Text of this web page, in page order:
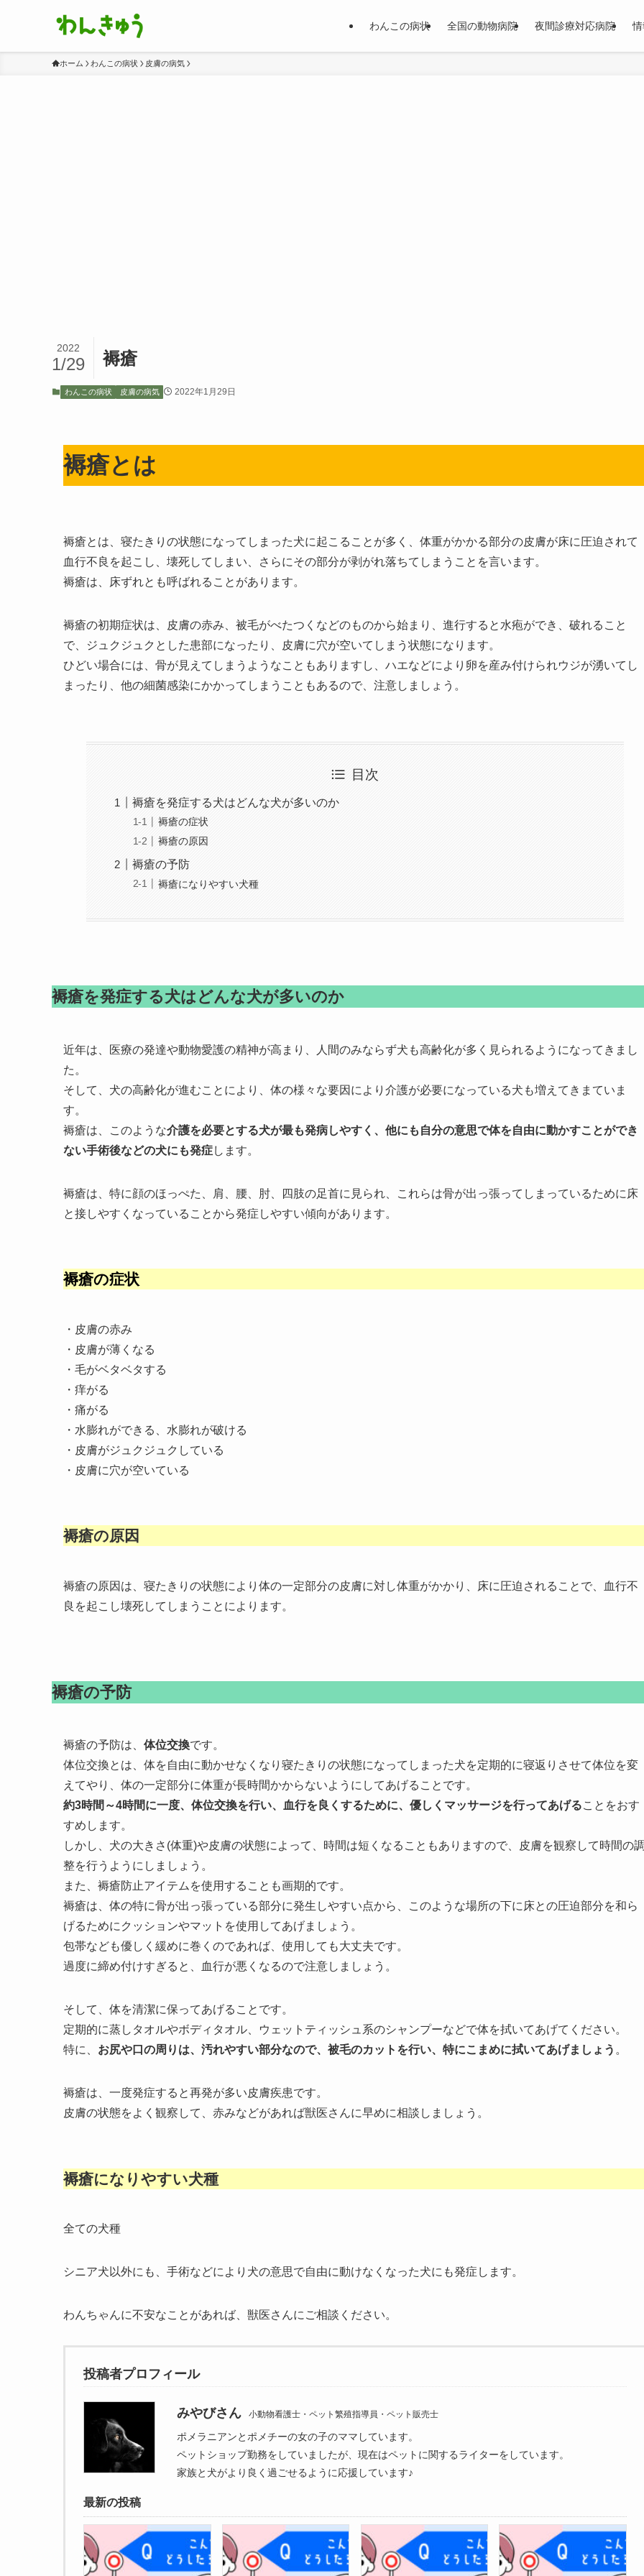
わんこの病状 全国の動物病院 夜間診療対応病院
ホーム わんこの病状 皮膚の病気
褥瘡
2022
1/29
わんこの病状 皮膚の病気 2022年1月29日
褥瘡とは
褥瘡とは、寝たきりの状態になってしまった犬に起こることが多く、体重がかかる部分の皮膚が床に圧迫されて
血行不良を起こし、壊死してしまい、さらにその部分が剥がれ落ちてしまうことを言います。
褥瘡は、床ずれとも呼ばれることがあります。
褥瘡の初期症状は、皮膚の赤み、被毛がべたつくなどのものから始まり、進行すると水疱ができ、破れること
で、ジュクジュクとした患部になったり、皮膚に穴が空いてしまう状態になります。
ひどい場合には、骨が見えてしまうようなこともありますし、ハエなどにより卵を産み付けられウジが湧いてし
まったり、他の細菌感染にかかってしまうこともあるので、注意しましょう。
目次
褥瘡を発症する犬はどんな犬が多いのか
褥瘡の症状
褥瘡の原因
褥瘡の予防
褥瘡になりやすい犬種
褥瘡を発症する犬はどんな犬が多いのか
近年は、医療の発達や動物愛護の精神が高まり、人間のみならず犬も高齢化が多く見られるようになってきまし
た。
そして、犬の高齢化が進むことにより、体の様々な要因により介護が必要になっている犬も増えてきまていま
す。
褥瘡は、このような介護を必要とする犬が最も発病しやすく、他にも自分の意思で体を自由に動かすことができ
ない手術後などの犬にも発症します。
褥瘡は、特に顔のほっぺた、肩、腰、肘、四肢の足首に見られ、これらは骨が出っ張ってしまっているために床
と接しやすくなっていることから発症しやすい傾向があります。
褥瘡の症状
・皮膚の赤み
・皮膚が薄くなる
・毛がベタベタする
・痒がる
・痛がる
・水膨れができる、水膨れが破ける
・皮膚がジュクジュクしている
・皮膚に穴が空いている
褥瘡の原因
褥瘡の原因は、寝たきりの状態により体の一定部分の皮膚に対し体重がかかり、床に圧迫されることで、血行不
良を起こし壊死してしまうことによります。
褥瘡の予防
褥瘡の予防は、 体位交換です。
体位交換とは、体を自由に動かせなくなり寝たきりの状態になってしまった犬を定期的に寝返りさせて体位を変
えてやり、体の一定部分に体重が長時間かからないようにしてあげることです。
約3時間～4時間に一度、体位交換を行い、血行を良くするために、優しくマッサージを行ってあげることをおす
すめします。
しかし、犬の大きさ(体重)や皮膚の状態によって、時間は短くなることもありますので、皮膚を観察して時間の
整を行うようにしましょう。
また、褥瘡防止アイテムを使用することも画期的です。
褥瘡は、体の特に骨が出っ張っている部分に発生しやすい点から、このような場所の下に床との圧迫部分を和ら
げるためにクッションやマットを使用してあげましょう。
包帯なども優しく緩めに巻くのであれば、使用しても大丈夫です。
過度に締め付けすぎると、血行が悪くなるので注意しましょう。
そして、体を清潔に保ってあげることです。
定期的に蒸しタオルやボディタオル、ウェットティッシュ系のシャンプーなどで体を拭いてあげてください。
特に、 お尻や口の周りは、汚れやすい部分なので、被毛のカットを行い、特にこまめに拭いてあげましょう 。
褥瘡は、一度発症すると再発が多い皮膚疾患です。
皮膚の状態をよく観察して、赤みなどがあれば獣医さんに早めに相談しましょう。
褥瘡になりやすい犬種
全ての犬種
シニア犬以外にも、手術などにより犬の意思で自由に動けなくなった犬にも発症します。
わんちゃんに不安なことがあれば、獣医さんにご相談ください。
投稿者プロフィール
みやびさん 小動物看護士・ペット繁殖指導員・ペット販売士
ポメラニアンとポメチーの女の子のママしています。
ペットショップ勤務をしていましたが、現在はペットに関するライターをしています。
家族と犬がより良く過ごせるように応援しています♪
最新の投稿